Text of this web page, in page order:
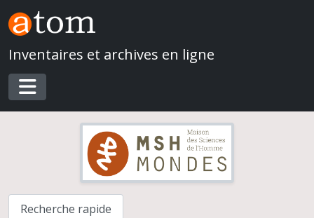
Skip to main content
Inventaires et archives en ligne
Toggle navigation
Recherche rapide